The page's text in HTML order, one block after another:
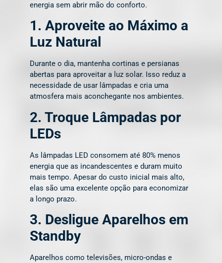
energia sem abrir mão do conforto.
1. Aproveite ao Máximo a
Luz Natural
Durante o dia, mantenha cortinas e persianas
abertas para aproveitar a luz solar. Isso reduz a
necessidade de usar lâmpadas e cria uma
atmosfera mais aconchegante nos ambientes.
2. Troque Lâmpadas por
LEDs
As lâmpadas LED consomem até 80% menos
energia que as incandescentes e duram muito
mais tempo. Apesar do custo inicial mais alto,
elas são uma excelente opção para economizar
a longo prazo.
3. Desligue Aparelhos em
Standby
Aparelhos como televisões, micro-ondas e